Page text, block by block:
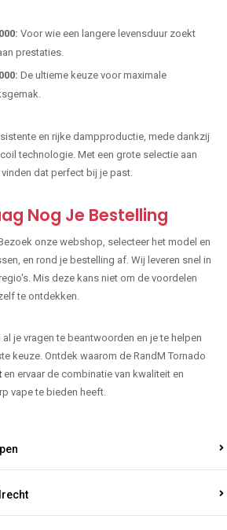
Voor wie een langere levensduur zoekt
prestaties.
De ultieme keuze voor maximale
en rijke dampproductie, mede dankzij
technologie. Met een grote selectie aan
dat perfect bij je past.
Nog Je Bestelling
onze webshop, selecteer het model en
en rond je bestelling af. Wij leveren snel in
Mis deze kans niet om de voordelen
te ontdekken.
je vragen te beantwoorden en je te helpen
keuze. Ontdek waarom de RandM Tornado
en ervaar de combinatie van kwaliteit en
vape te bieden heeft.